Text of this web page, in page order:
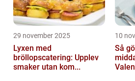
29 november 2025
Lyxen med
bröllopscatering: Upplev
smaker utan kom...
10
Så